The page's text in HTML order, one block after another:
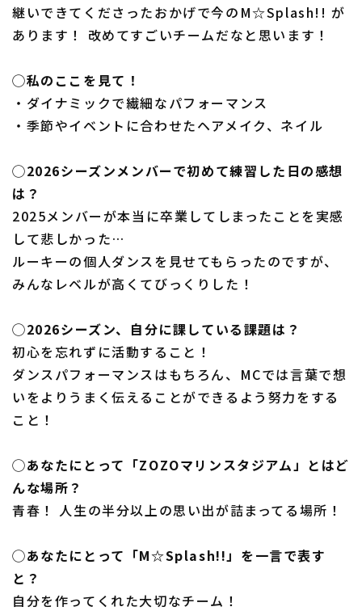
継いできてくださったおかげで今のM☆Splash!! が
あります！ 改めてすごいチームだなと思います！
◯私のここを見て！
・ダイナミックで繊細なパフォーマンス
・季節やイベントに合わせたヘアメイク、ネイル
◯2026シーズンメンバーで初めて練習した日の感想
は？
2025メンバーが本当に卒業してしまったことを実感
して悲しかった…
ルーキーの個人ダンスを見せてもらったのですが、
みんなレベルが高くてびっくりした！
◯2026シーズン、自分に課している課題は？
初心を忘れずに活動すること！
ダンスパフォーマンスはもちろん、MCでは言葉で想
いをよりうまく伝えることができるよう努力をする
こと！
◯あなたにとって「ZOZOマリンスタジアム」とはど
んな場所？
青春！ 人生の半分以上の思い出が詰まってる場所！
◯あなたにとって「M☆Splash!!」を一言で表す
と？
自分を作ってくれた大切なチーム！